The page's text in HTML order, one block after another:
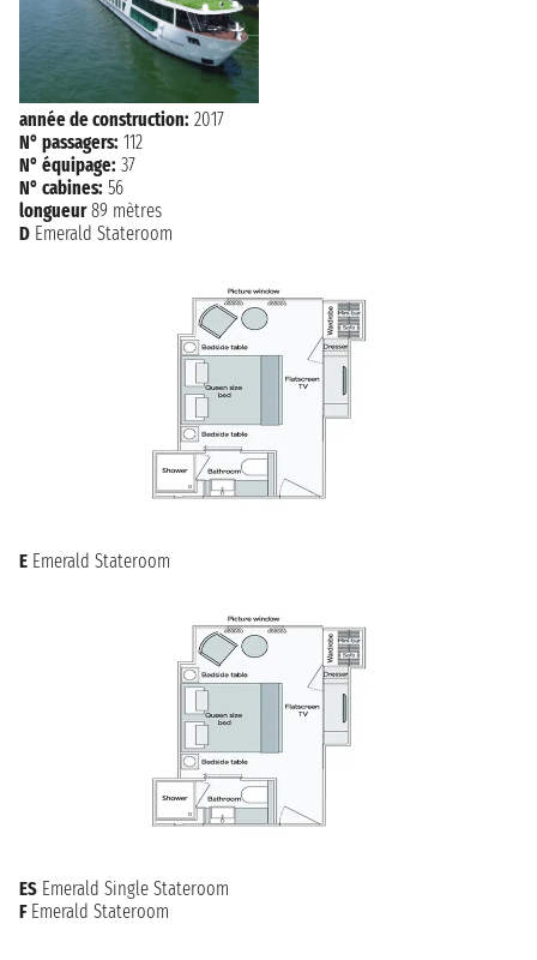
jeudi 1 octobre 2026
n.d. - n.d.
vendredi 2 octobre 2026
n.d. - n.d.
samedi 3 octobre 2026
n.d.
année de construction: 2017
N° passagers: 112
N° équipage: 37
N° cabines: 56
longueur 89 mètres
D Emerald Stateroom
E Emerald Stateroom
ES Emerald Single Stateroom
F Emerald Stateroom